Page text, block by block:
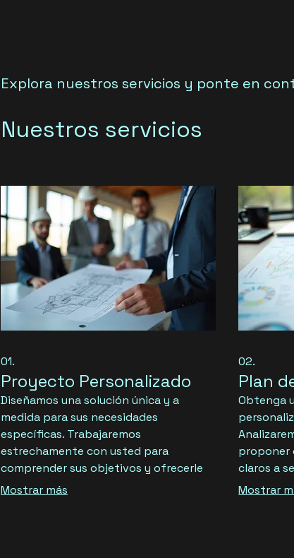
Explora nuestros servicios y ponte en
Nuestros servicios
01.
Proyecto Personalizado
Diseñamos una solución única y a
medida para sus necesidades
específicas. Trabajaremos
estrechamente con usted para
comprender sus objetivos y ofrecerle
resultados excepcionales que superen
Mostrar más
02.
Plan
Obtenga
proponer
claros a
diseñado
Mostrar